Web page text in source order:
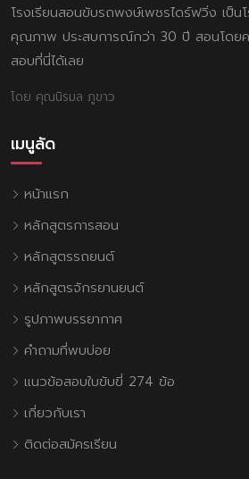
โรงเรียนสอนขับรถพงษ์เพชรไดร์ฟวิ่ง เป็น
คุณภาพ ประสบการณ์กว่า 30 ปี สอนโดย
สอบที่นี่ได้เลย
โดย คุณนิรมล ภูขาว
เมนูลัด
หน้าแรก
หลักสูตรการสอน
หลักสูตรรถยนต์
หลักสูตรจักรยานยนต์
รูปภาพบรรยากาศ
คำถามที่พบบ่อย
แนวข้อสอบใบขับขี่ 274 ข้อ
เกี่ยวกับเรา
ติดต่อสมัครเรียน